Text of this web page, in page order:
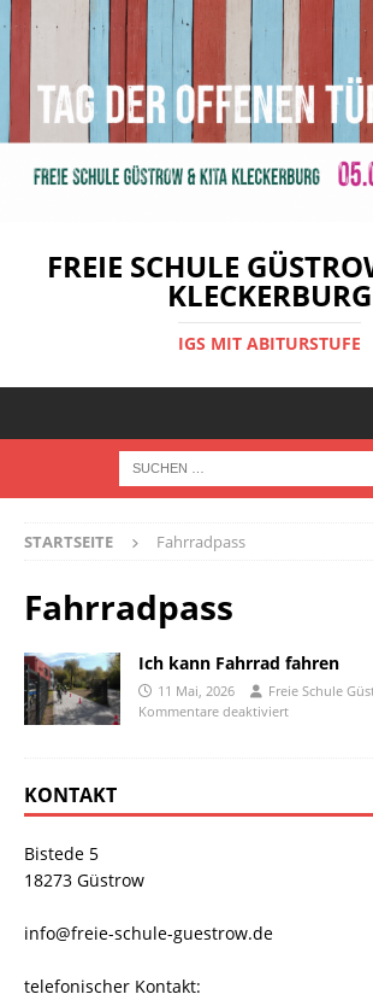
FREIE SCHULE
KLECKERBURG
IGS MIT ABITURSTUFE
STARTSEITE Fahrradpass
Fahrradpass
Ich kann Fahrrad fahren
11 Mai, 2026
Freie Schule
Kommentare deaktiviert
KONTAKT
Bistede 5
18273 Güstrow
info@freie-schule-guestrow.de
telefonischer Kontakt: